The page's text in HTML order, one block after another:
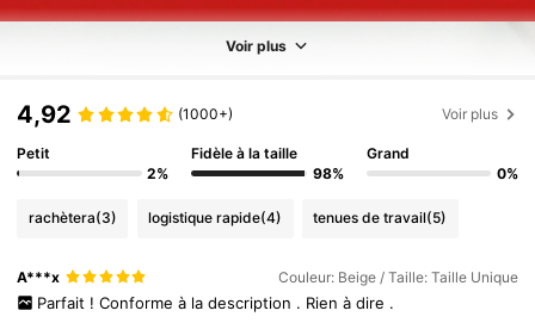
Voir plus
4,92 (1000+) Voir plus
Petit
2%
Fidèle à la taille
98%
Grand
0%
rachètera(3) logistique rapide(4) tenues de travail(5)
A***x Couleur: Beige / Taille: Taille Unique
Parfait ! Conforme à la description . Rien à dire .